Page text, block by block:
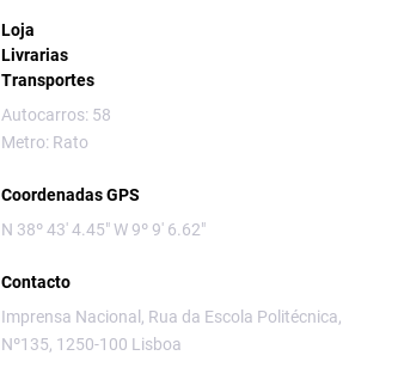
Loja
Livrarias
Transportes
Autocarros: 58
Metro: Rato
Coordenadas GPS
N 38º 43' 4.45" W 9º 9' 6.62"
Contacto
Imprensa Nacional, Rua da Escola Politécnica,
Nº135, 1250-100 Lisboa